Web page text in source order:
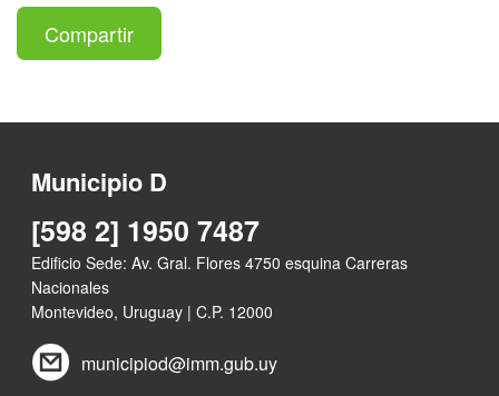
Compartir
Municipio D
[598 2] 1950 7487
Edificio Sede: Av. Gral. Flores 4750 esquina Carreras
Nacionales
Montevideo, Uruguay | C.P. 12000
municipiod@imm.gub.uy